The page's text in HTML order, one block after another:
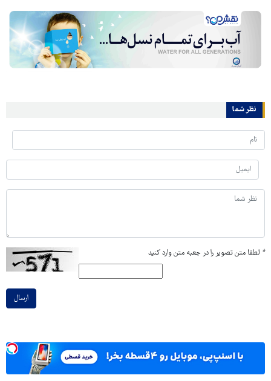
نظر شما
* لطفا متن تصویر را در جعبه متن وارد کنید
ارسال